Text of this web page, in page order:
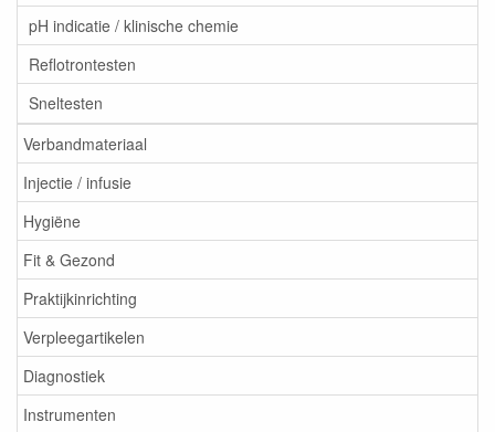
pH indicatie / klinische chemie
Reflotrontesten
Sneltesten
Verbandmateriaal
Injectie / infusie
Hygiëne
Fit & Gezond
Praktijkinrichting
Verpleegartikelen
Diagnostiek
Instrumenten